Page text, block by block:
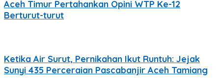
Aceh Timur Pertahankan Opini WTP Ke-12
Berturut-turut
Ketika Air Surut, Pernikahan Ikut Runtuh: Jejak
Sunyi 435 Perceraian Pascabanjir Aceh Tamiang